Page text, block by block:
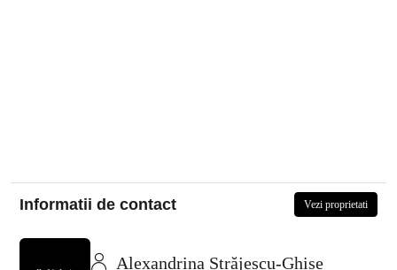
Informatii de contact Vezi proprietati
Alexandrina Străjescu-Ghișe